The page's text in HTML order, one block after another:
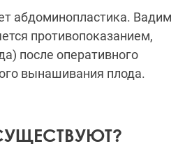
абдоминопластика. Вадим
противопоказанием,
после оперативного
вынашивания плода.